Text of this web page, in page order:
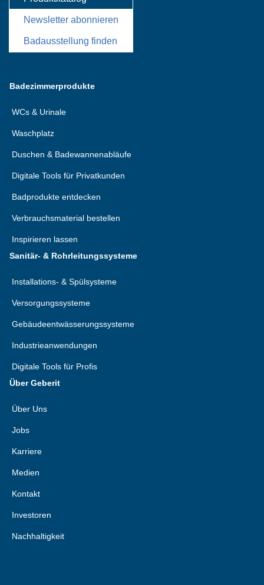
Newsletter abonnieren
Badausstellung finden
Badezimmerprodukte
WCs & Urinale
Waschplatz
Duschen & Badewannenabläufe
Digitale Tools für Privatkunden
Badprodukte entdecken
Verbrauchsmaterial bestellen
Inspirieren lassen
Sanitär- & Rohrleitungssysteme
Installations- & Spülsysteme
Versorgungssysteme
Gebäudeentwässerungssysteme
Industrieanwendungen
Digitale Tools für Profis
Über Geberit
Über Uns
Jobs
Karriere
Medien
Kontakt
Investoren
Nachhaltigkeit